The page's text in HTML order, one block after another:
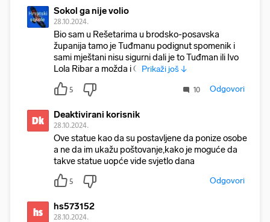
Sokol ga nije volio
28.10.2024.
Bio sam u Rešetarima u brodsko-posavska
županija tamo je Tuđmanu podignut spomenik i
sami mještani nisu sigurni dali je to Tuđman ili Ivo
Lola Ribar a možda i O Prikaži još ↓
5 10 Odgovori
Dk Deaktivirani korisnik
28.10.2024.
Ove statue kao da su postavljene da ponize osobe
a ne da im ukažu poštovanje,kako je moguće da
takve statue uopće vide svjetlo dana
5 Odgovori
hs hs573152
28.10.2024.